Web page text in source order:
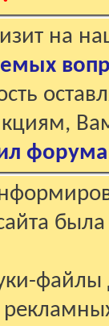
на
форума
файлы